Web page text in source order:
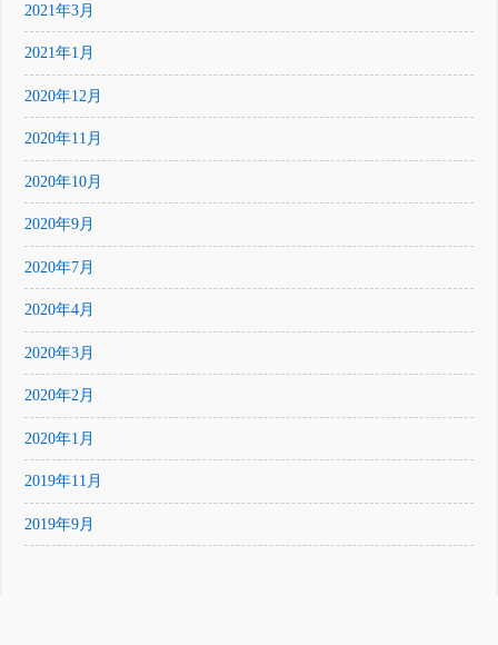
2021年3月
2021年1月
2020年12月
2020年11月
2020年10月
2020年9月
2020年7月
2020年4月
2020年3月
2020年2月
2020年1月
2019年11月
2019年9月